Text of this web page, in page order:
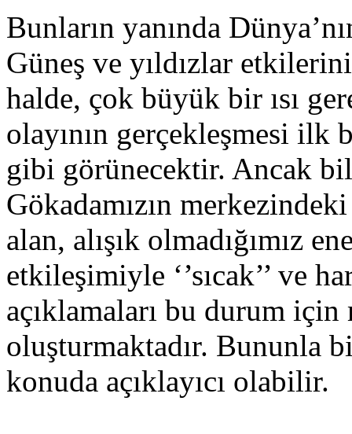
Bunların yanında
Güneş ve yıldızlar
halde, çok büyük bir ısı
olayının gerçekleşmesi ilk
gibi görünecektir. Ancak
Gökadamızın
alan, alışık olmadığımız
etkileşimiyle ‘’sıcak’’ ve
açıklamaları bu durum için
oluşturmaktadır. Bununla
konuda açıklayıcı olabilir.